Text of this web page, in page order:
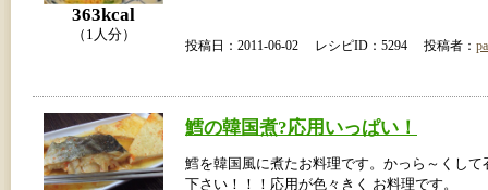
363kcal
（1人分）
投稿日：2011-06-02 レシピID：5294 投稿者：
鱈の韓国煮?応用いっぱい！
鱈を韓国風に煮たお料理です。かっら～くして
下さい！！！応用が色々きく お料理です。